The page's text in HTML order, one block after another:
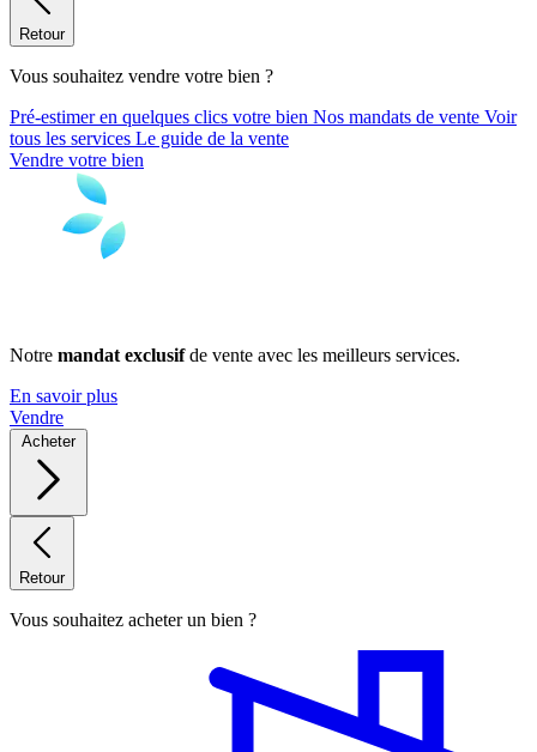
Retour
Vous souhaitez vendre votre bien ?
Pré-estimer en quelques clics votre bien Nos mandats de vente Voir
tous les services Le guide de la vente
Vendre votre bien
Notre mandat exclusifde vente avec les meilleurs services.
En savoir plus
Vendre
Acheter
Retour
Vous souhaitez acheter un bien ?